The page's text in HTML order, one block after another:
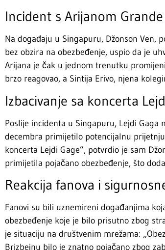
Incident s Arijanom Grande
Na događaju u Singapuru, Džonson Ven,
bez obzira na obezbeđenje, uspio da je
Arijana je čak u jednom trenutku
brzo reagovao, a Sintija Erivo, njena
Izbacivanje sa koncerta
Poslije incidenta u Singapuru, Lejdi Gaga
decembra primijetilo potencijalnu
koncerta Lejdi Gage”, potvrdio je sam
primijetila pojačano obezbeđenje, što
Reakcija fanova i
Fanovi su bili uznemireni događanjima
obezbeđenje koje je bilo prisutno zbog
je situaciju na društvenim mrežama:
Brizbejnu bilo je znatno pojačano zbog